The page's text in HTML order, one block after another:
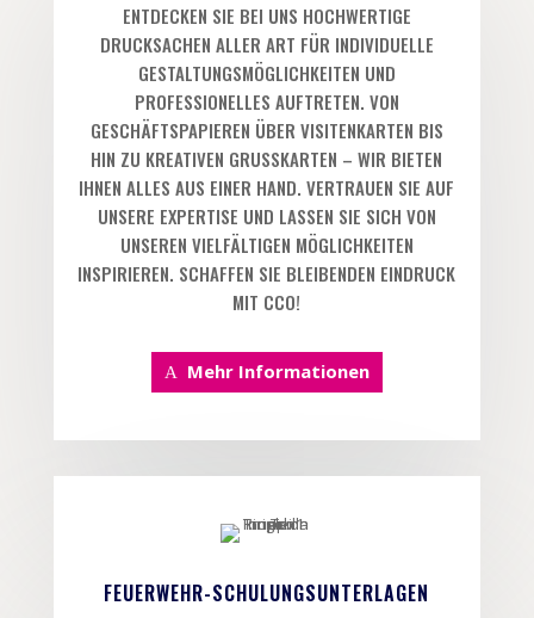
ENTDECKEN SIE BEI UNS HOCHWERTIGE
DRUCKSACHEN ALLER ART FÜR INDIVIDUELLE
GESTALTUNGSMÖGLICHKEITEN UND
PROFESSIONELLES AUFTRETEN. VON
GESCHÄFTSPAPIEREN ÜBER VISITENKARTEN BIS
HIN ZU KREATIVEN GRUSSKARTEN – WIR BIETEN I
HNEN ALLES AUS EINER HAND. VERTRAUEN SIE AUF U
NSERE EXPERTISE UND LASSEN SIE SICH VON U
NSEREN VIELFÄLTIGEN MÖGLICHKEITEN I
NSPIRIEREN. SCHAFFEN SIE BLEIBENDEN EINDRUCK M
IT CCO!
Mehr Informationen
FEUERWEHR-SCHULUNGSUNTERLAGEN